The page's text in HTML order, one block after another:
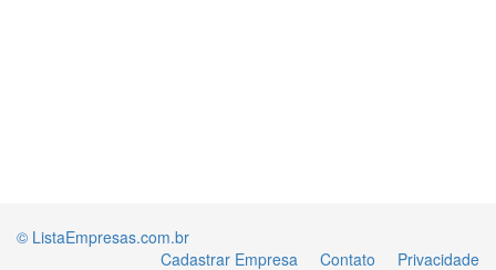
© ListaEmpresas.com.br
Cadastrar Empresa
Contato Privacidade